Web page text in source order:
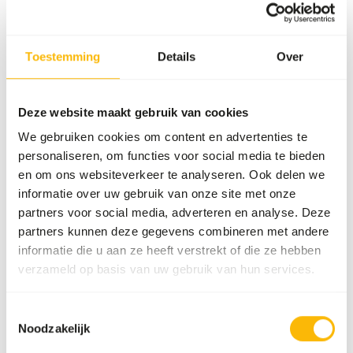
Toestemming Details Over
Deze website maakt gebruik van cookies
We gebruiken cookies om content en advertenties te
personaliseren, om functies voor social media te bieden
en om ons websiteverkeer te analyseren. Ook delen we
informatie over uw gebruik van onze site met onze
partners voor social media, adverteren en analyse. Deze
partners kunnen deze gegevens combineren met andere
informatie die u aan ze heeft verstrekt of die ze hebben
verzameld op basis van uw gebruik van hun services.
Noodzakelijk
GOEDE DOELEN
20/05/2025
Update van Save the Rhino
We delen graag een update over de impact van
onze steun aan Save the Rhino.
PRODUCTEN